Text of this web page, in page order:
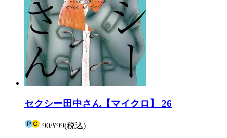
セクシー田中さん【マイクロ】 26
90/¥99(税込)